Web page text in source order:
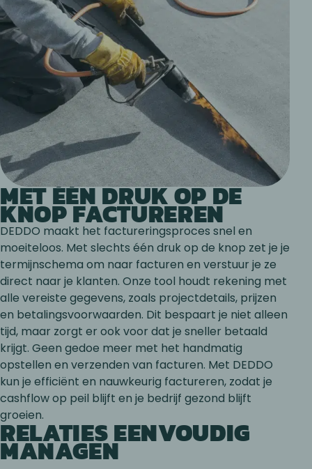
MET ÉÉN DRUK OP DE
KNOP FACTUREREN
DEDDO maakt het factureringsproces snel en
moeiteloos. Met slechts één druk op de knop zet je je
termijnschema om naar facturen en verstuur je ze
direct naar je klanten. Onze tool houdt rekening met
alle vereiste gegevens, zoals projectdetails, prijzen
en betalingsvoorwaarden. Dit bespaart je niet alleen
tijd, maar zorgt er ook voor dat je sneller betaald
krijgt. Geen gedoe meer met het handmatig
opstellen en verzenden van facturen. Met DEDDO
kun je efficiënt en nauwkeurig factureren, zodat je
cashflow op peil blijft en je bedrijf gezond blijft
groeien.
RELATIES EENVOUDIG
MANAGEN